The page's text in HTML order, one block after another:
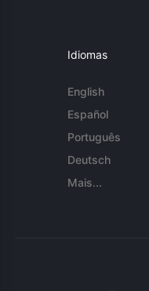
Idiomas
English
Español
Português
Deutsch
Mais...